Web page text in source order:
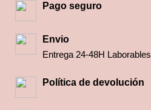
Pago seguro
Envio
Entrega 24-48H Laborables
Política de devolución